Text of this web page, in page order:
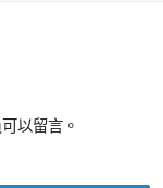
以留言。